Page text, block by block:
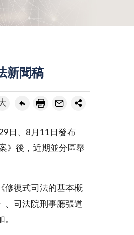
新聞稿
日、8月11日發布
》後，近期並分區舉
復式司法的基本概
、司法院刑事廳張道